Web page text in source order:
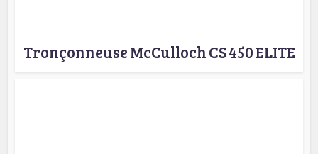
Tronçonneuse McCulloch CS 450 ELITE